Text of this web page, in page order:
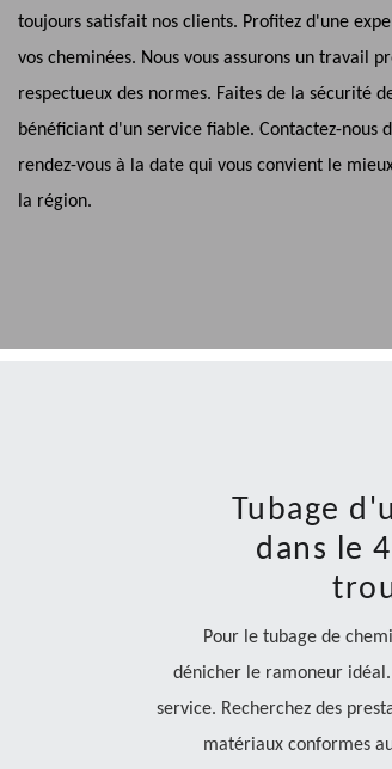
toujours satisfait nos clients. Profitez d'une
vos cheminées. Nous vous assurons un travail
respectueux des normes. Faites de la sécurité
bénéficiant d'un service fiable. Contactez-nous
rendez-vous à la date qui vous convient le
la région.
Tubage
dans le
Pour le tubage de
dénicher le ramoneur
service. Recherchez des
matériaux conformes